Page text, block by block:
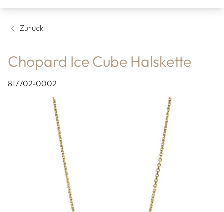
Zurück
Chopard Ice Cube Halskette
817702-0002